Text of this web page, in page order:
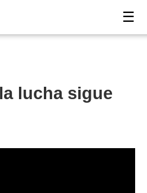
☰
lucha sigue